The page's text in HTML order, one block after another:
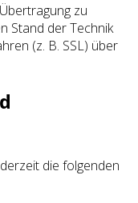
zu
Stand der Technik
(z. B. SSL) über
die folgenden